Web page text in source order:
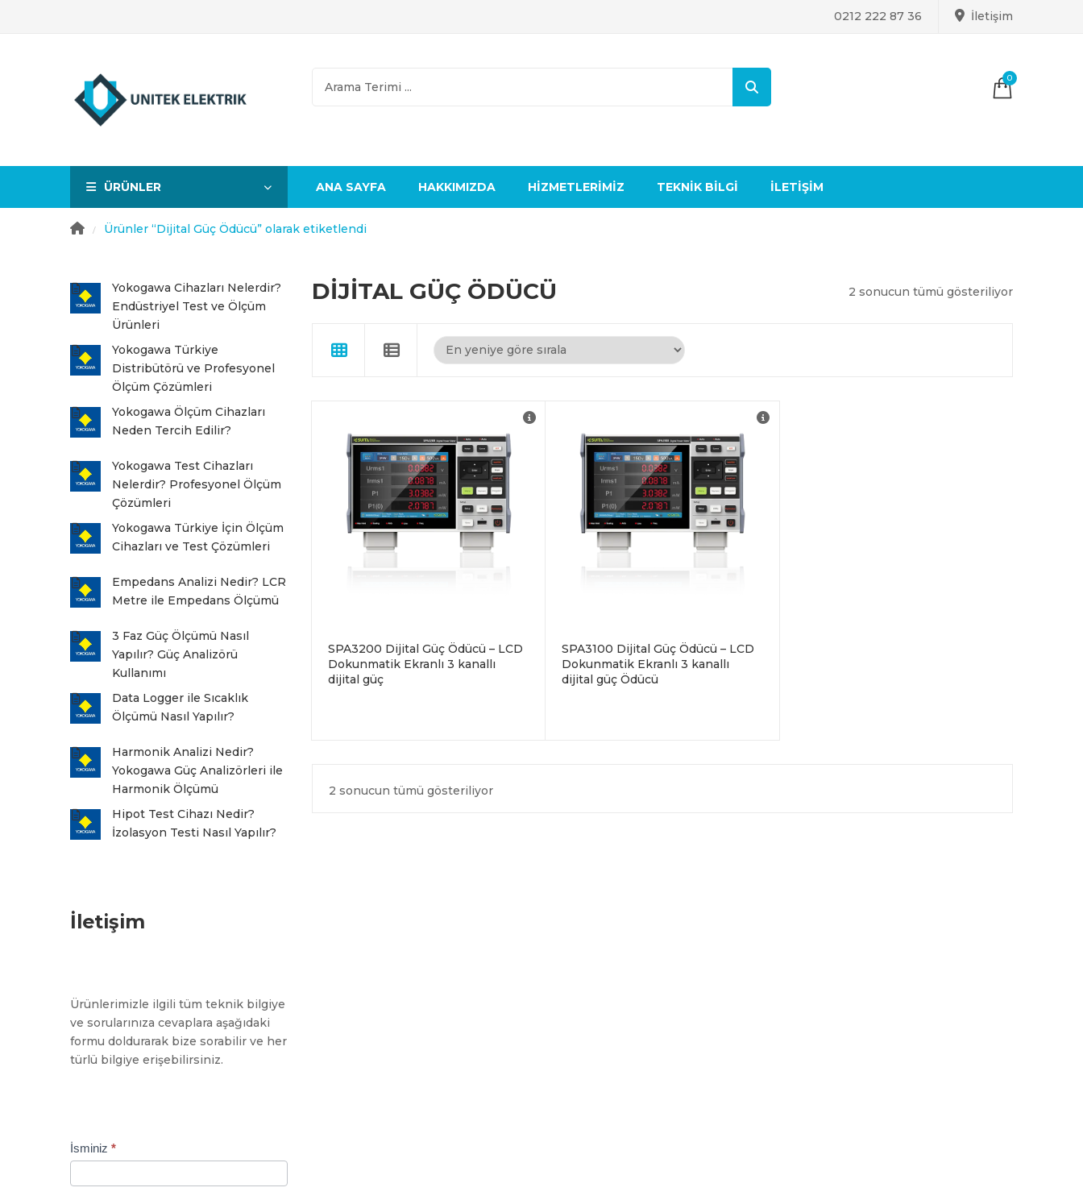
0212 222 87 36 İletişim
0
ÜRÜNLER ANA SAYFA HAKKIMIZDA HIZMETLERIMIZ TEKNIK BILGI İLETIŞIM
/ Ürünler “Dijital Güç Ödücü” olarak etiketlendi
Yokogawa Cihazları Nelerdir?
Endüstriyel Test ve Ölçüm
Ürünleri
Yokogawa Türkiye
Distribütörü ve Profesyonel
Ölçüm Çözümleri
Yokogawa Ölçüm Cihazları
Neden Tercih Edilir?
Yokogawa Test Cihazları
Nelerdir? Profesyonel Ölçüm
Çözümleri
Yokogawa Türkiye İçin Ölçüm
Cihazları ve Test Çözümleri
Empedans Analizi Nedir? LCR
Metre ile Empedans Ölçümü
3 Faz Güç Ölçümü Nasıl
Yapılır? Güç Analizörü
Kullanımı
Data Logger ile Sıcaklık
Ölçümü Nasıl Yapılır?
Harmonik Analizi Nedir?
Yokogawa Güç Analizörleri ile
Harmonik Ölçümü
Hipot Test Cihazı Nedir?
İzolasyon Testi Nasıl Yapılır?
İletişim
Ürünlerimizle ilgili tüm teknik bilgiye
ve sorularınıza cevaplara aşağıdaki
formu doldurarak bize sorabilir ve her
türlü bilgiye erişebilirsiniz.
Contact
İsminiz *
DIJITAL GÜÇ ÖDÜCÜ 2 sonucun tümü gösteriliyor
SPA3200 Dijital Güç Ödücü – LCD
Dokunmatik Ekranlı 3 kanallı
dijital güç
Teknik Doküman PDF
İndir
SPA3100 Dijital Güç Ödücü – LCD
Dokunmatik Ekranlı 3 kanallı
dijital güç Ödücü
2 sonucun tümü gösteriliyor